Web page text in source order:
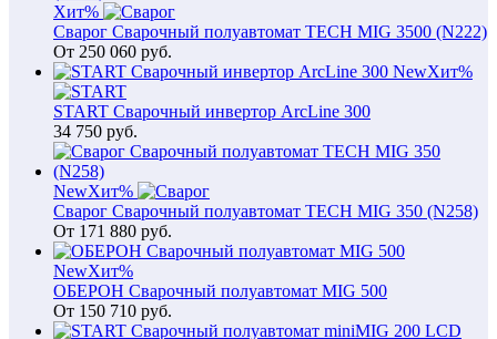
Хит%
Сварог Сварочный полуавтомат TECH MIG 3500 (N222)
От 250 060 руб.
NewХит%
START Сварочный инвертор ArcLine 300
34 750 руб.
NewХит%
Сварог Сварочный полуавтомат TECH MIG 350 (N258)
От 171 880 руб.
NewХит%
ОБЕРОН Сварочный полуавтомат MIG 500
От 150 710 руб.